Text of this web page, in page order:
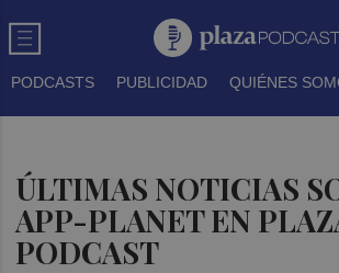
PODCASTS PUBLICIDAD QUIÉNES
ÚLTIMAS NOTICIAS
APP-PLANET EN
PODCAST